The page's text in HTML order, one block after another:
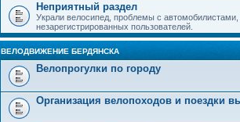
Неприятный раздел
Украли велосипед, проблемы с
незарегистрированных пользователей.
ВЕЛОДВИЖЕНИЕ БЕРДЯНСКА
Велопрогулки по городу
Организация велопоходов и поездки